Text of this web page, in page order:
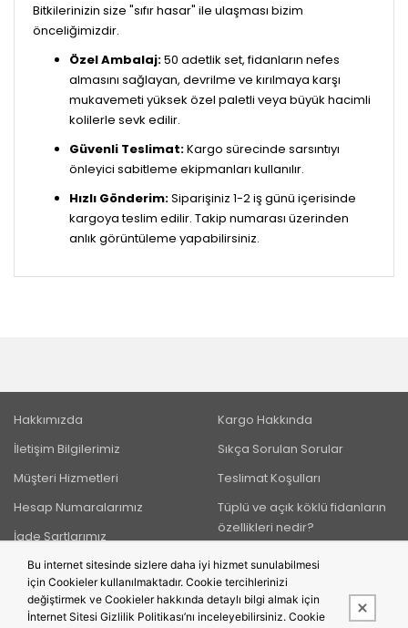
Bitkilerinizin size "sıfır hasar" ile ulaşması bizim
önceliğimizdir.
Özel Ambalaj:50 adetlik set, fidanların nefes
almasını sağlayan, devrilme ve kırılmaya karşı
mukavemeti yüksek özel paletli veya büyük hacimli
kolilerle sevk edilir.
Güvenli Teslimat:Kargo sürecinde sarsıntıyı
önleyici sabitleme ekipmanları kullanılır.
Hızlı Gönderim:Siparişiniz 1-2 iş günü içerisinde
kargoya teslim edilir. Takip numarası üzerinden
anlık görüntüleme yapabilirsiniz.
Hakkımızda
İletişim Bilgilerimiz
Müşteri Hizmetleri
Hesap Numaralarımız
İade Şartlarımız
Kargo Hakkında
Sıkça Sorulan Sorular
Teslimat Koşulları
Tüplü ve açık köklü fidanların
özellikleri nedir?
BIZI TAKIP EDIN
Bu internet sitesinde sizlere daha iyi hizmet sunulabilmesi
için Cookieler kullanılmaktadır. Cookie tercihlerinizi
değiştirmek ve Cookieler hakkında detaylı bilgi almak için
İnternet Sitesi Gizlilik Politikası’nı inceleyebilirsiniz. Cookie